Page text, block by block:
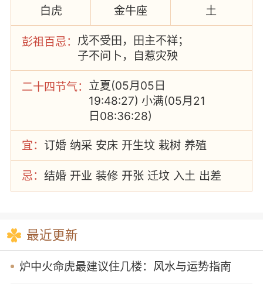
白虎
金牛座
土
彭祖百忌： 戊不受田，田主不祥；
子不问卜，自惹灾殃
二十四节气： 立夏(05月05日
19:48:27) 小满(05月21
日08:36:28)
宜： 订婚 纳采 安床 开生坟 栽树 养殖
下聘礼 盖房 栽种
忌： 结婚 开业 装修 开张 迁坟 入土 出差
下葬 投资 出殡
火化 新娘出门 入殓 封顶 上梁 破土
最近更新
炉中火命虎最建议住几楼：风水与运势指南